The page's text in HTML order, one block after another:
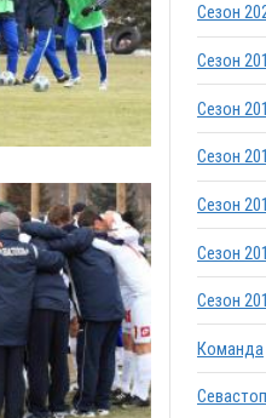
Сезон
Сезон
Сезон
Сезон
Сезон
Сезон
Сезон
Команда